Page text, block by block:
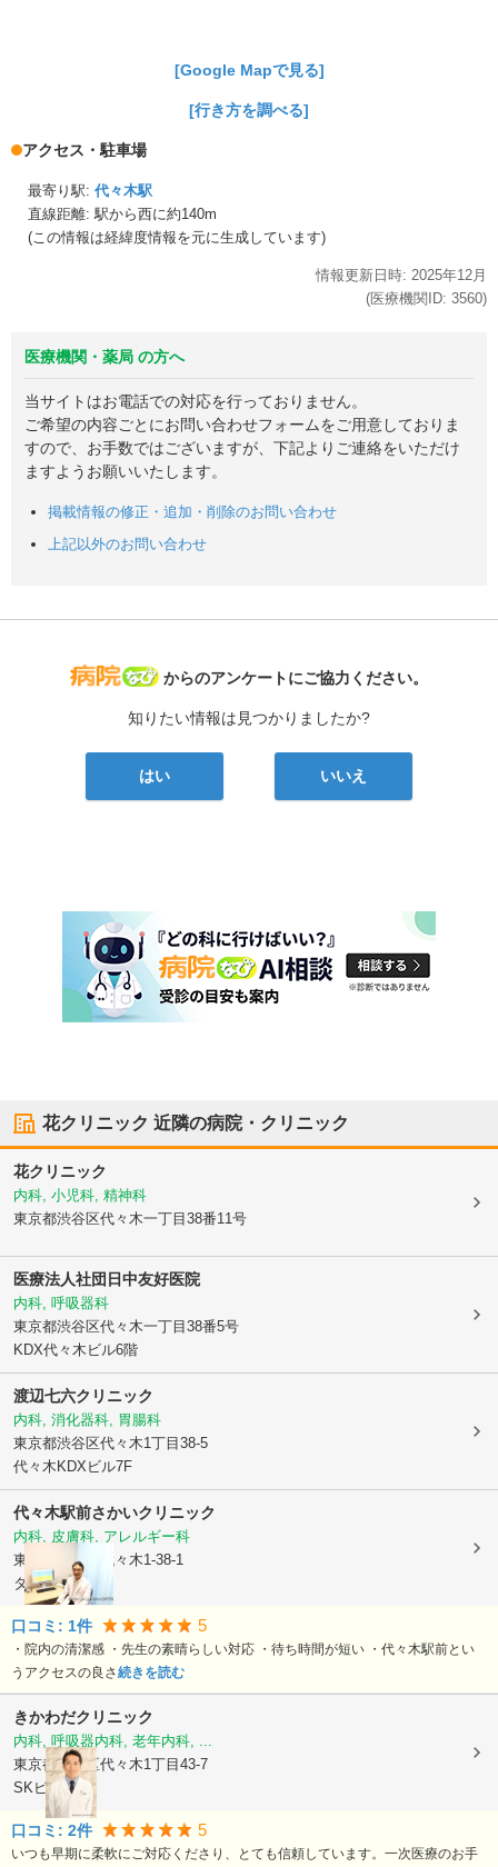
[Google Mapで見る]
[行き方を調べる]
アクセス・駐車場
最寄り駅: 代々木駅
直線距離: 駅から西に約140m
(この情報は経緯度情報を元に生成しています)
情報更新日時: 2025年12月
(医療機関ID: 3560)
医療機関・薬局 の方へ
当サイトはお電話での対応を行っておりません。
ご希望の内容ごとにお問い合わせフォームをご用意しておりま
すので、お手数ではございますが、下記よりご連絡をいただけ
ますようお願いいたします。
掲載情報の修正・追加・削除のお問い合わせ
上記以外のお問い合わせ
病院なび
からのアンケートにご協力ください。
知りたい情報は見つかりましたか?
はい いいえ
花クリニック 近隣の病院・クリニック
花クリニック
内科, 小児科, 精神科
東京都渋谷区代々木一丁目38番11号
医療法人社団日中友好医院
内科, 呼吸器科
東京都渋谷区代々木一丁目38番5号
KDX代々木ビル6階
渡辺七六クリニック
内科, 消化器科, 胃腸科
東京都渋谷区代々木1丁目38-5
代々木KDXビル7F
代々木駅前さかいクリニック
内科, 皮膚科, アレルギー科
東京都渋谷区
代々木1-38-1
タムラビル2F
口コミ: 1件 5
・院内の清潔感 ・先生の素晴らしい対応 ・待ち時間が短い ・代々木駅前とい
うアクセスの良さ続きを読む
きかわだクリニック
内科, 呼吸器内科, 老年内科, ...
東京都渋谷区代々木1丁目43-7
SKビル1F
口コミ: 2件 5
いつも早期に柔軟にご対応くださり、とても信頼しています。一次医療のお手